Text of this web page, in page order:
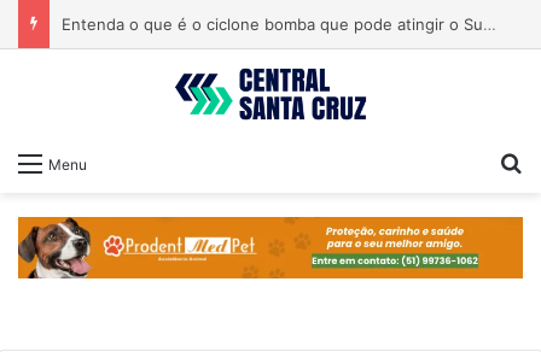
Entenda o que é o ciclone bomba que pode atingir o Sul do país
Menu